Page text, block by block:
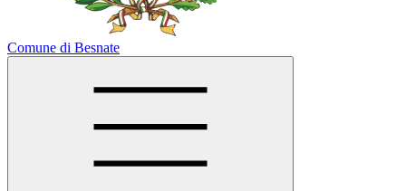
Comune di Besnate